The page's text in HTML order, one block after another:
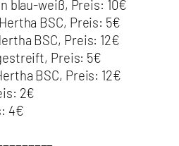
blau-weiß, Preis: 10€
BSC, Preis: 5€
BSC, Preis: 12€
Preis: 5€
BSC, Preis: 12€
2€
4€